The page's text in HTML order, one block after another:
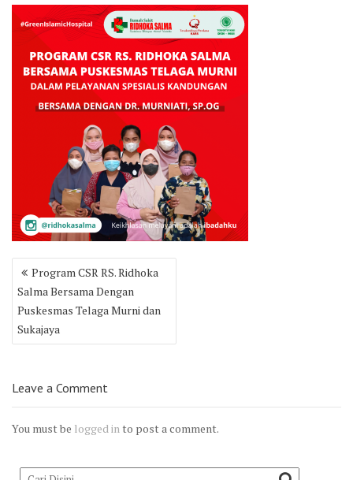
Post
navigation
Program CSR RS. Ridhoka
Salma Bersama Dengan
Puskesmas Telaga Murni dan
Sukajaya
Leave a Comment
You must be logged in to post a comment.